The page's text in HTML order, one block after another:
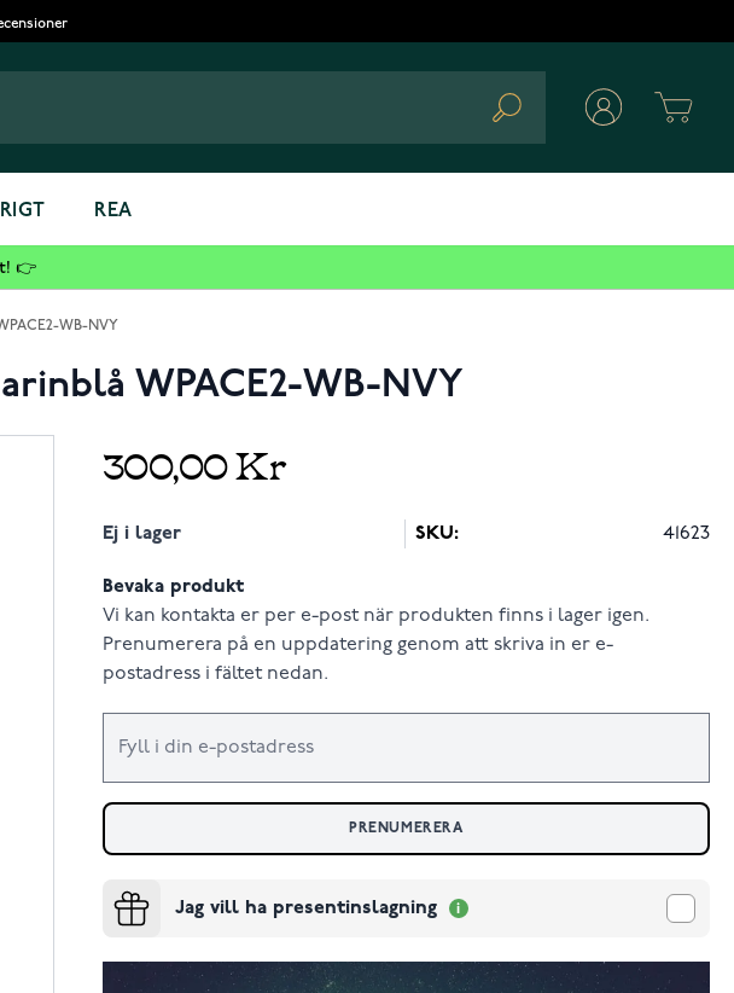
Search
REA
👉
WB-NVY
WPACE2-WB-NVY
300,00 Kr
Ej i lager SKU: 41623
Bevaka produkt
Vi kan kontakta er per e-post när produkten finns i lager igen.
Prenumerera på en uppdatering genom att skriva in er e-
postadress i fältet nedan.
PRENUMERERA
Jag vill ha presentinslagning